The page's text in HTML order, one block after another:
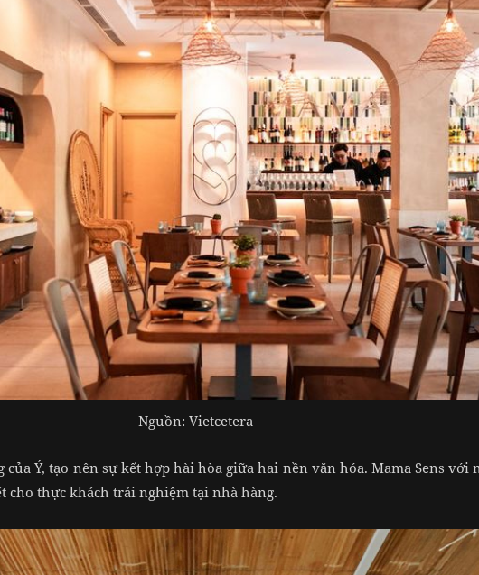
Nguồn: Vietcetera
Ý, tạo nên sự kết hợp hài hòa giữa hai nền văn hóa. Mama Sens
thực khách trải nghiệm tại nhà hàng.